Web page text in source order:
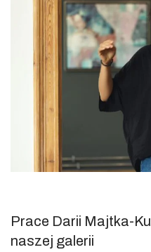
Prace Darii Majtka-
naszej galerii